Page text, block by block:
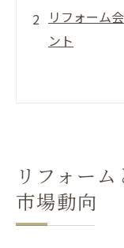
リフォーム
ント
施工事例紹
山口市でリ
理由について
山口市につい
リフォー
市場動向